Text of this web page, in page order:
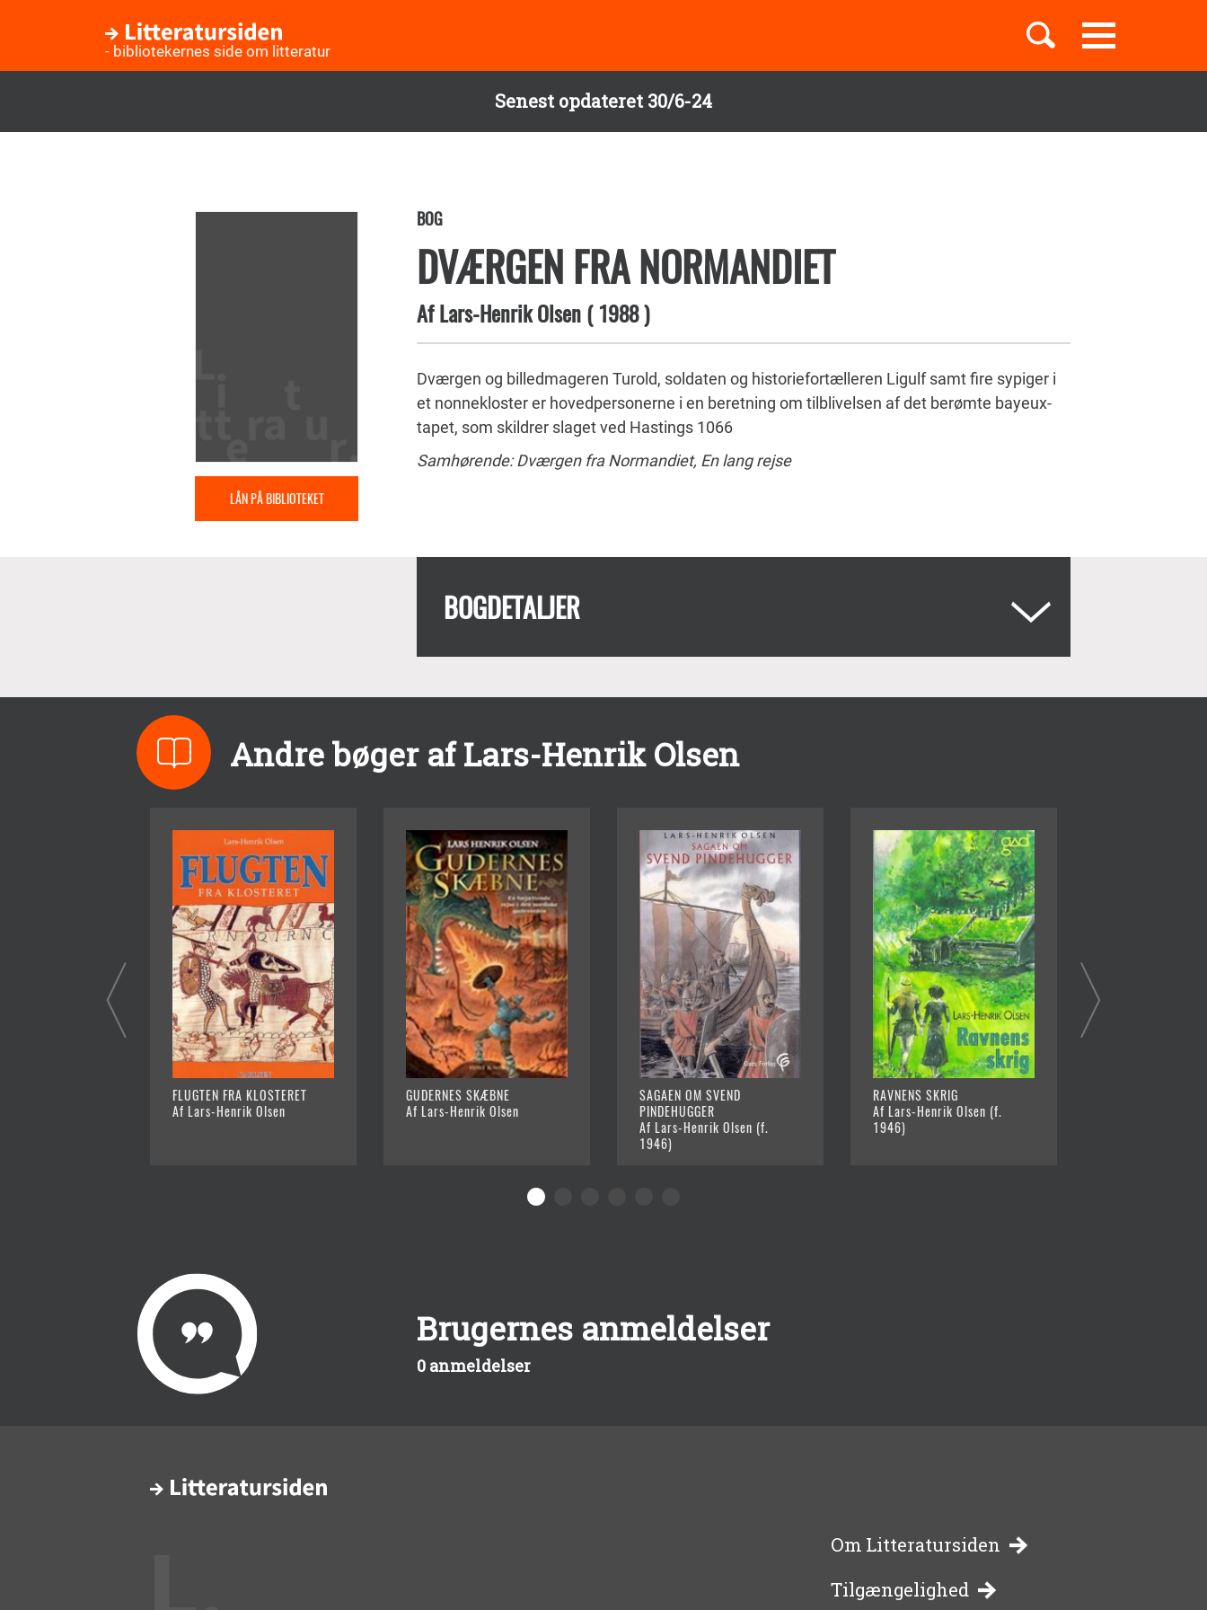
Senest opdateret 30/6-24
Toggle
navigation
- bibliotekernes side om litteratur
Børnebøger
Temaer
LÅN PÅ BIBLIOTEKET
BOG
DVÆRGEN FRA NORMANDIET
AfLars-Henrik Olsen(1988)
Dværgen og billedmageren Turold, soldaten og historiefortælleren Ligulf samt fire sypiger i
et nonnekloster er hovedpersonerne i en beretning om tilblivelsen af det berømte bayeux-
tapet, som skildrer slaget ved Hastings 1066
Samhørende: Dværgen fra Normandiet, En lang rejse
BOGDETALJER
Andre bøger af Lars-Henrik Olsen
FLUGTEN FRA KLOSTERET
Af Lars-Henrik Olsen
GUDERNES SKÆBNE
Af Lars-Henrik Olsen
SAGAEN OM SVEND
PINDEHUGGER
Af Lars-Henrik Olsen (f.
1946)
RAVNENS SKRIG
Af Lars-Henrik Olsen (f.
1946)
Brugernes anmeldelser
0 anmeldelser
-
Om Litteratursiden
Tilgængelighed